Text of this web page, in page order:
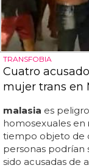
TRANSFOBIA
Cuatro
mujer trans en
malasia es
homosexuales en
tiempo objeto de
personas podrían
sido acusadas de